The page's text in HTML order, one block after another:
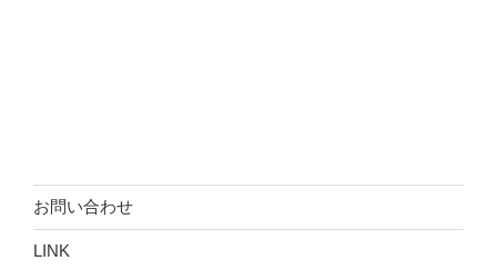
お問い合わせ
LINK